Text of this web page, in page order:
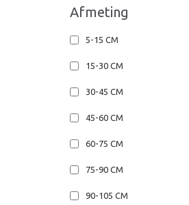
Afmeting
5-15 CM
15-30 CM
30-45 CM
45-60 CM
60-75 CM
75-90 CM
90-105 CM